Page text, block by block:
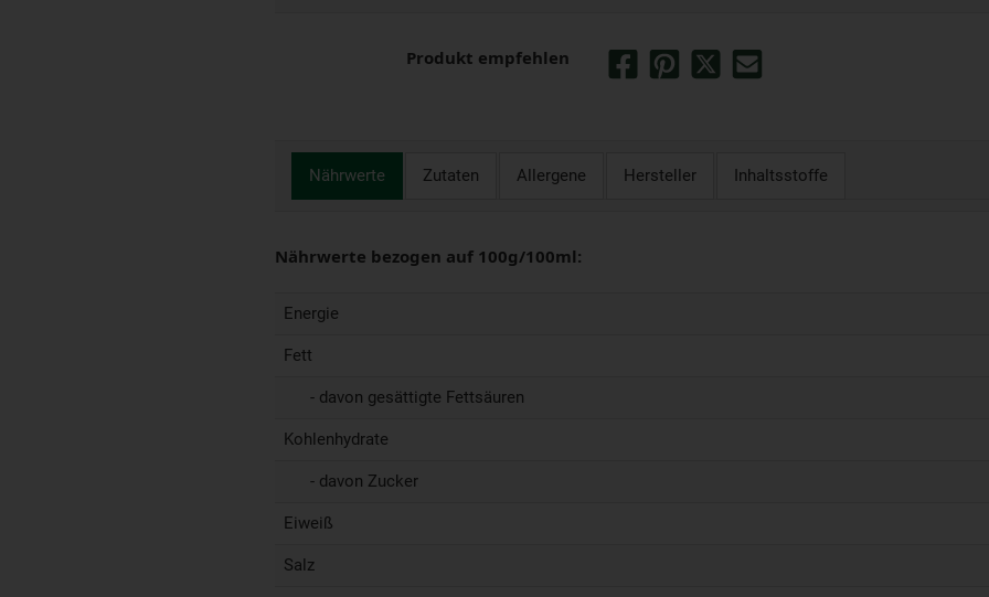
Produkt empfehlen
Nährwerte Zutaten Allergene Hersteller Inhaltsstoffe
Nährwerte bezogen auf 100g/100ml:
Energie
Fett
- davon gesättigte Fettsäuren
Kohlenhydrate
- davon Zucker
Eiweiß
Salz